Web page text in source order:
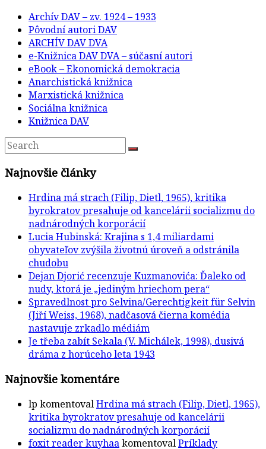
Archív DAV – zv. 1924 – 1933
Pôvodní autori DAV
ARCHÍV DAV DVA
e-Knižnica DAV DVA – súčasní autori
eBook – Ekonomická demokracia
Anarchistická knižnica
Marxistická knižnica
Sociálna knižnica
Knižnica DAV
Najnovšie články
Hrdina má strach (Filip, Dietl, 1965), kritika
byrokratov presahuje od kancelárii socializmu do
nadnárodných korporácií
Lucia Hubinská: Krajina s 1,4 miliardami
obyvateľov zvýšila životnú úroveň a odstránila
chudobu
Dejan Djorić recenzuje Kuzmanovića: Ďaleko od
nudy, ktorá je „jediným hriechom pera“
Spravedlnost pro Selvina/Gerechtigkeit für Selvin
(Jiří Weiss, 1968), nadčasová čierna komédia
nastavuje zrkadlo médiám
Je třeba zabít Sekala (V. Michálek, 1998), dusivá
dráma z horúceho leta 1943
Najnovšie komentáre
lp komentovalHrdina má strach (Filip, Dietl, 1965),
kritika byrokratov presahuje od kancelárii
socializmu do nadnárodných korporácií
foxit reader kuyhaakomentovalPríklady